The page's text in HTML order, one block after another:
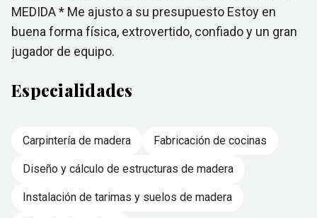
MEDIDA * Me ajusto a su presupuesto Estoy en
buena forma física, extrovertido, confiado y un gran
jugador de equipo.
Especialidades
Carpintería de madera Fabricación de cocinas
Diseño y cálculo de estructuras de madera
Instalación de tarimas y suelos de madera